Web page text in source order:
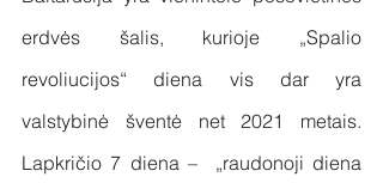
erdvės šalis, kurioje „Spalio
revoliucijos“ diena vis dar yra
valstybinė šventė net 2021 metais.
Lapkričio 7 diena –  „raudonoji diena